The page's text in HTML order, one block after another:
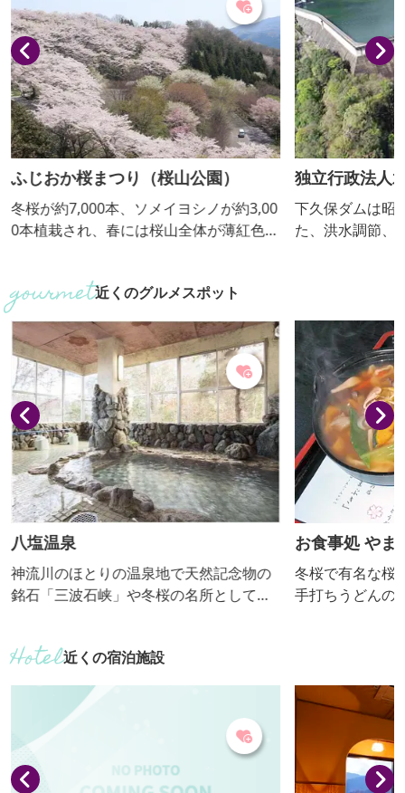
ふじおか桜まつり（桜山公園）
冬桜が約7,000本、ソメイヨシノが約3,00
0本植栽され、春には桜山全体が薄紅色に
から12月中旬に見頃を迎えるが、秋に開
花しなかったつぼみが越冬し、春に花を
咲かせる「二度咲き」の珍しい桜です。
秋には周辺の紅葉とともに楽しむことが
できます。上毛かるたの「さ」『三波石
と共に名高い冬桜』の場所です。
独立行政法人
管理所
下久保ダムは昭
た、洪水調節、
傍には国の名勝
石峡」や、初
「神川町の城峯
公園」があります。 ■見学内容
無 ダムの職員
せていただいた
近くのグルメスポット
八塩温泉
神流川のほとりの温泉地で天然記念物の
銘石「三波石峡」や冬桜の名所としても
持続します。炭酸水素塩泉でもあり、肌
をなめらかに整えます。源泉温度が低い
冷鉱泉で、冷たい源泉の浴槽がある施設
もあります。
お食事処 やま
冬桜で有名な桜
手打ちうどんの
近くの宿泊施設